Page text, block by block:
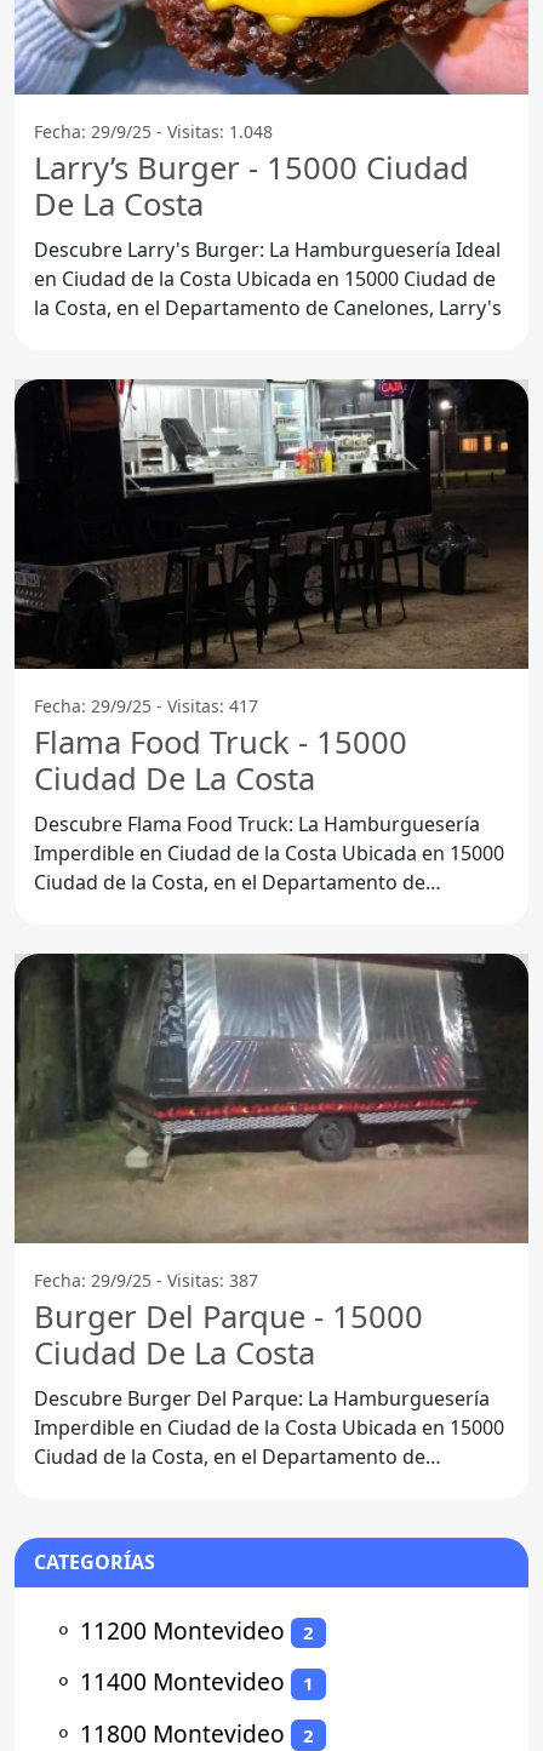
Fecha: 29/9/25 - Visitas: 1.048
Larry’s Burger - 15000 Ciudad
De La Costa
Descubre Larry's Burger: La Hamburguesería Ideal
en Ciudad de la Costa Ubicada en 15000 Ciudad de
la Costa, en el Departamento de Canelones, Larry's
Fecha: 29/9/25 - Visitas: 417
Flama Food Truck - 15000
Ciudad De La Costa
Descubre Flama Food Truck: La Hamburguesería
Imperdible en Ciudad de la Costa Ubicada en 15000
Ciudad de la Costa, en el Departamento de
Fecha: 29/9/25 - Visitas: 387
Burger Del Parque - 15000
Ciudad De La Costa
Descubre Burger Del Parque: La Hamburguesería
Imperdible en Ciudad de la Costa Ubicada en 15000
Ciudad de la Costa, en el Departamento de
CATEGORÍAS
⚬ 11200 Montevideo 2
⚬ 11400 Montevideo 1
⚬ 11800 Montevideo 2